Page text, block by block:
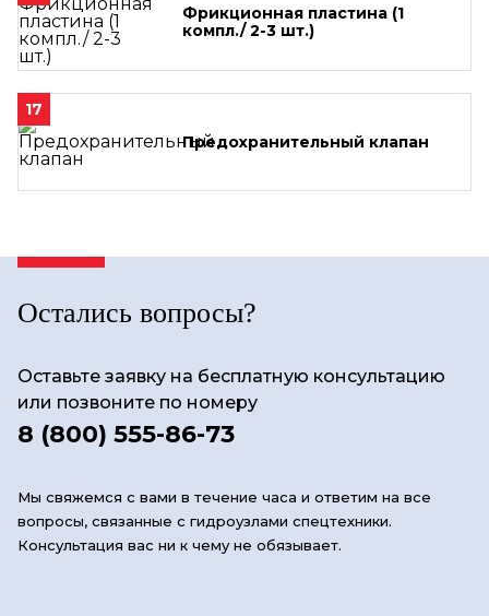
Фрикционная пластина (1
компл./ 2-3 шт.)
17
Предохранительный клапан
Остались вопросы?
Оставьте заявку на бесплатную консультацию
или позвоните по номеру
8 (800) 555-86-73
Мы свяжемся с вами в течение часа и ответим на все
вопросы, связанные с гидроузлами спецтехники.
Консультация вас ни к чему не обязывает.